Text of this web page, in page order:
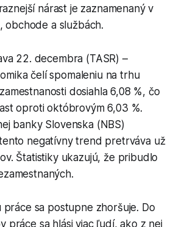
nárast je zaznamenaný v
obchode a službách.
22. decembra (TASR) –
čelí spomaleniu na trhu
dosiahla 6,08 %, čo
oproti októbrovým 6,03 %.
banky Slovenska (NBS)
negatívny trend pretrváva už
Štatistiky ukazujú, že pribudlo
práce sa postupne zhoršuje. Do
práce sa hlási viac ľudí, ako z nej